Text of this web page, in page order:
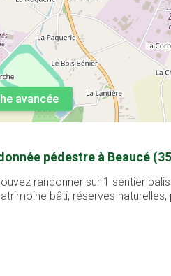
avancée
pédestre à Beaucé
randonner sur 1 sentier
bâti, réserves naturelles,